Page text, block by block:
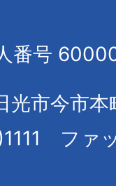
番号
光市今市本
ファ